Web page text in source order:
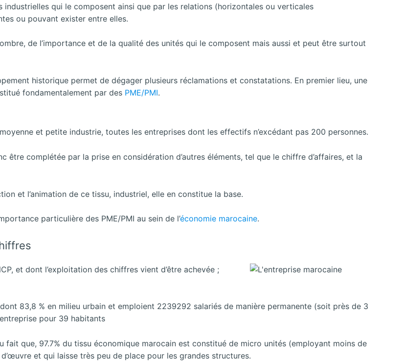
industrielles qui le composent ainsi que par les relations (horizontales ou verticales
ou pouvant exister entre elles.
de l’importance et de la qualité des unités qui le composent mais aussi et peut être surtout
historique permet de dégager plusieurs réclamations et constatations. En premier lieu, une
fondamentalement par des PME/PMI.
et petite industrie, toutes les entreprises dont les effectifs n’excédant pas 200 personnes.
complétée par la prise en considération d’autres éléments, tel que le chiffre d’affaires, et la
et l’animation de ce tissu, industriel, elle en constitue la base.
particulière des PME/PMI au sein de l’économie marocaine.
et dont l’exploitation des chiffres vient d’être achevée ;
83,8 % en milieu urbain et emploient 2239292 salariés de manière permanente (soit près de 3
pour 39 habitants
que, 97.7% du tissu économique marocain est constitué de micro unités (employant moins de
et qui laisse très peu de place pour les grandes structures.